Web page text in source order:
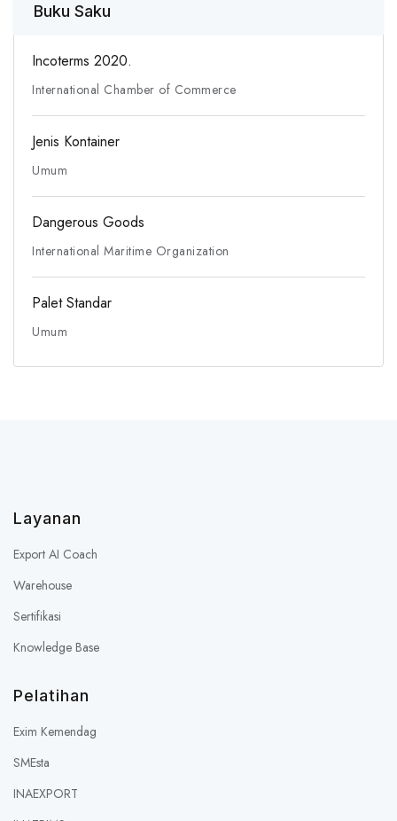
Buku Saku
Incoterms 2020.
International Chamber of Commerce
Jenis Kontainer
Umum
Dangerous Goods
International Maritime Organization
Palet Standar
Umum
Layanan
Export AI Coach
Warehouse
Sertifikasi
Knowledge Base
Pelatihan
Exim Kemendag
SMEsta
INAEXPORT